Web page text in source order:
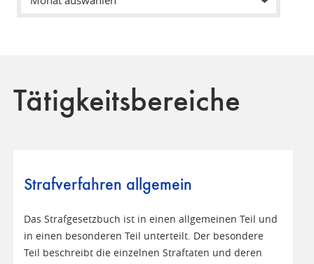
Tätigkeitsbereiche
Strafverfahren allgemein
Das Strafgesetzbuch ist in einen allgemeinen Teil und
in einen besonderen Teil unterteilt. Der besondere
Teil beschreibt die einzelnen Straftaten und deren